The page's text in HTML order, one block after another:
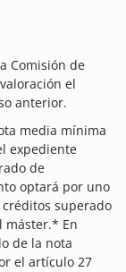
Comisión de
el
anterior.
media mínima
expediente
de
optará por uno
superado
máster.* En
de la nota
el artículo 27